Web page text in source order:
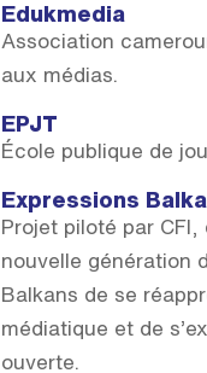
Edukmedia
Association
aux médias.
EPJT
École publique de
Expressions
Projet piloté par CFI,
nouvelle génération
Balkans de se
médiatique et de
ouverte.